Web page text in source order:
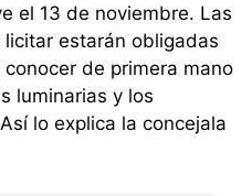
el 13 de noviembre. Las
estarán obligadas
de primera mano
luminarias y los
lo explica la concejala